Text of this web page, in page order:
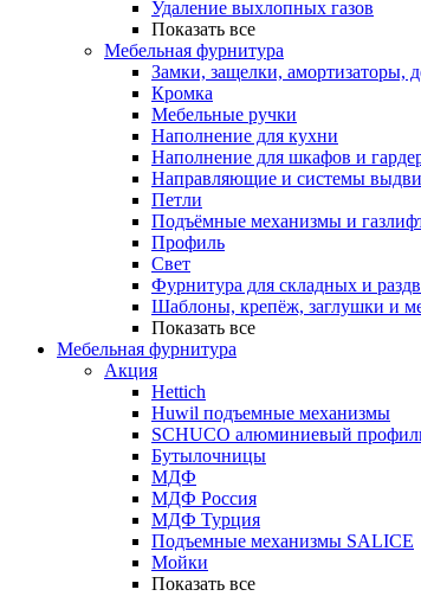
Удаление выхлопных газов
Показать все
Мебельная фурнитура
Замки, защелки, амортизаторы,
Кромка
Мебельные ручки
Наполнение для кухни
Наполнение для шкафов и
Направляющие и системы
Петли
Подъёмные механизмы и
Профиль
Свет
Фурнитура для складных и
Шаблоны, крепёж, заглушки и
Показать все
Мебельная фурнитура
Акция
Hettich
Huwil подъемные механизмы
SCHUCO алюминиевый
Бутылочницы
МДФ
МДФ Россия
МДФ Турция
Подъемные механизмы SALICE
Мойки
Показать все